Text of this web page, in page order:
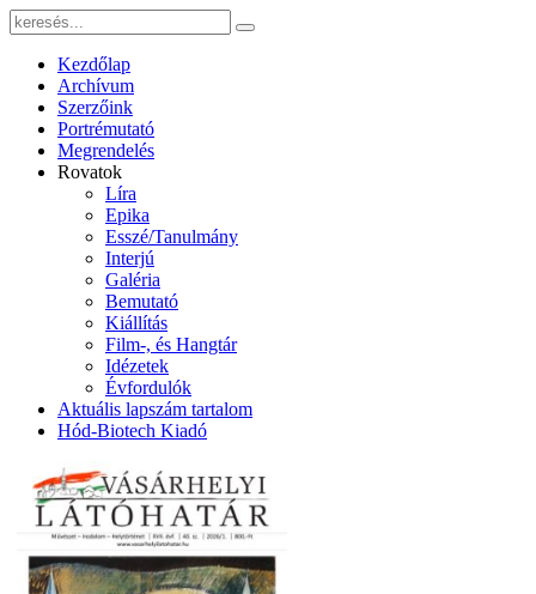
Kezdőlap
Archívum
Szerzőink
Portrémutató
Megrendelés
Rovatok
Líra
Epika
Esszé/Tanulmány
Interjú
Galéria
Bemutató
Kiállítás
Film-, és Hangtár
Idézetek
Évfordulók
Aktuális lapszám tartalom
Hód-Biotech Kiadó